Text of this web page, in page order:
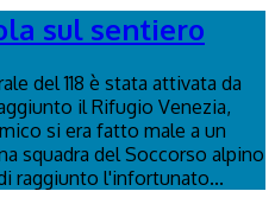
sul sentiero
del 118 è stata attivata da
il Rifugio Venezia,
si era fatto male a un
squadra del Soccorso alpino
raggiunto l'infortunato...